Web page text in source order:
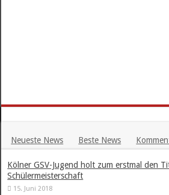
Neueste News Beste News
Kölner GSV-Jugend holt zum erstmal den
Schülermeisterschaft
15. Juni 2018